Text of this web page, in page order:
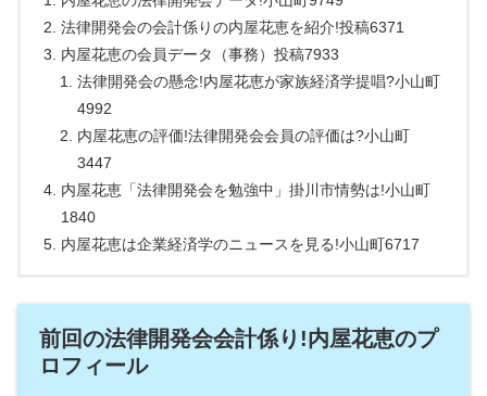
法律開発会の会計係りの内屋花恵を紹介!投稿6371
内屋花恵の会員データ（事務）投稿7933
法律開発会の懸念!内屋花恵が家族経済学提唱?小山町
4992
内屋花恵の評価!法律開発会会員の評価は?小山町
3447
内屋花恵「法律開発会を勉強中」掛川市情勢は!小山町
1840
内屋花恵は企業経済学のニュースを見る!小山町6717
前回の法律開発会会計係り!内屋花恵のプ
ロフィール